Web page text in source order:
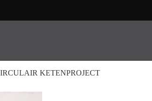
KETENPROJECT